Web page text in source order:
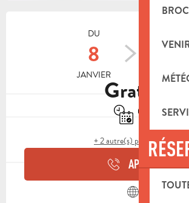
OUVERTURE ET
DU
8
JANVIER
5
Gratuit
Uniquement sur
Boutique
+ 2 autre(s) prestation(s)
APPELER